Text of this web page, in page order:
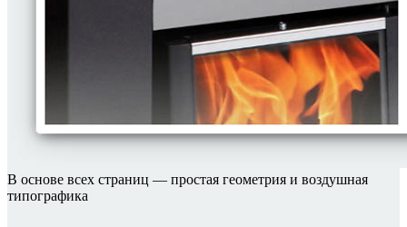
В основе всех страниц — простая геометрия и воздушная
типографика